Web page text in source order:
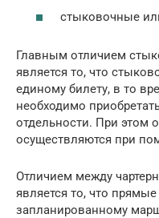
стыковочные
Главным отличием
является то, что
единому билету, в то
необходимо
отдельности. При этом
осуществляются при
Отличием между
является то, что
запланированному